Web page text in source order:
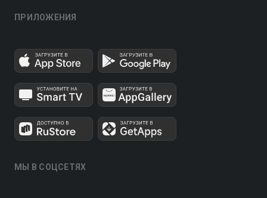
ПРИЛОЖЕНИЯ
МЫ В СОЦСЕТЯХ